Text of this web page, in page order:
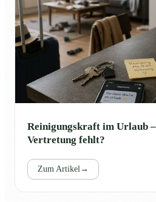
Reinigungskraft im Urlaub –
Vertretung fehlt?
Zum Artikel →